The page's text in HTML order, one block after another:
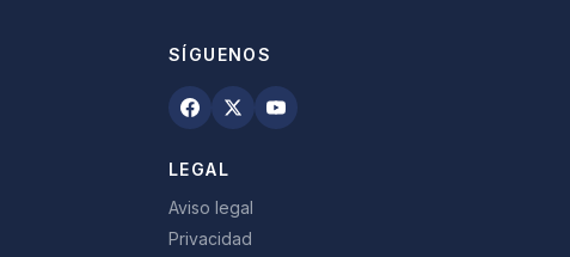
SÍGUENOS
LEGAL
Aviso legal
Privacidad